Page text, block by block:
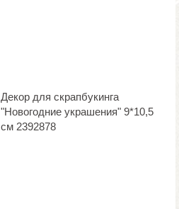
Декор для скрапбукинга
"Новогодние украшения" 9*10,5
см 2392878